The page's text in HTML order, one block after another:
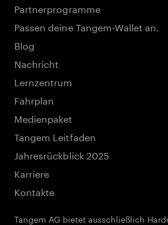
Partnerprogramme
Passen deine Tangem-Wallet an.
Blog
Nachricht
Lernzentrum
Fahrplan
Medienpaket
Tangem Leitfaden
Jahresrückblick 2025
Karriere
Kontakte
Tangem AG bietet ausschließlich